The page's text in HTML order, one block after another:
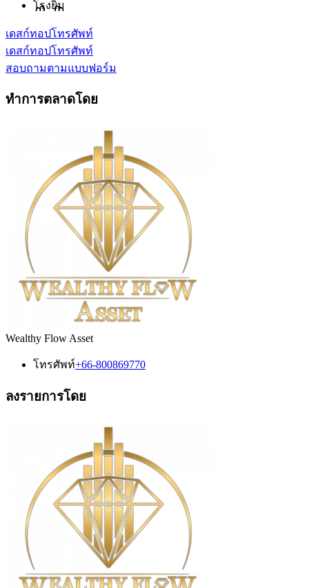
โรงยิม
เดสก์ทอปโทรศัพท์
เดสก์ทอปโทรศัพท์
สอบถามตามแบบฟอร์ม
ทำการตลาดโดย
Wealthy Flow Asset
โทรศัพท์+66-800869770
ลงรายการโดย